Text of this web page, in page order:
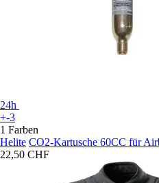
24h
+-3
1 Farben
Helite CO2-Kartusche 60CC für
22,50 CHF